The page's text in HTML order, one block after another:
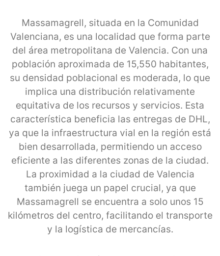
Massamagrell, situada en la Comunidad
Valenciana, es una localidad que forma parte
del área metropolitana de Valencia. Con una
población aproximada de 15,550 habitantes,
su densidad poblacional es moderada, lo que
implica una distribución relativamente
equitativa de los recursos y servicios. Esta
característica beneficia las entregas de DHL,
ya que la infraestructura vial en la región está
bien desarrollada, permitiendo un acceso
eficiente a las diferentes zonas de la ciudad.
La proximidad a la ciudad de Valencia
también juega un papel crucial, ya que
Massamagrell se encuentra a solo unos 15
kilómetros del centro, facilitando el transporte
y la logística de mercancías.